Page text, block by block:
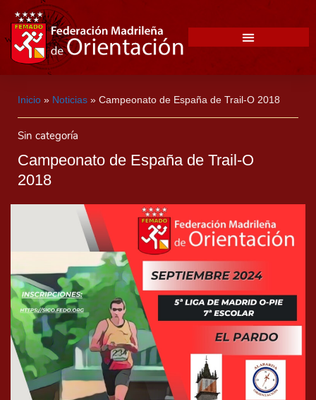
Inicio » Noticias » Campeonato de España de Trail-O 2018
Sin categoría
Campeonato de España de Trail-O
2018